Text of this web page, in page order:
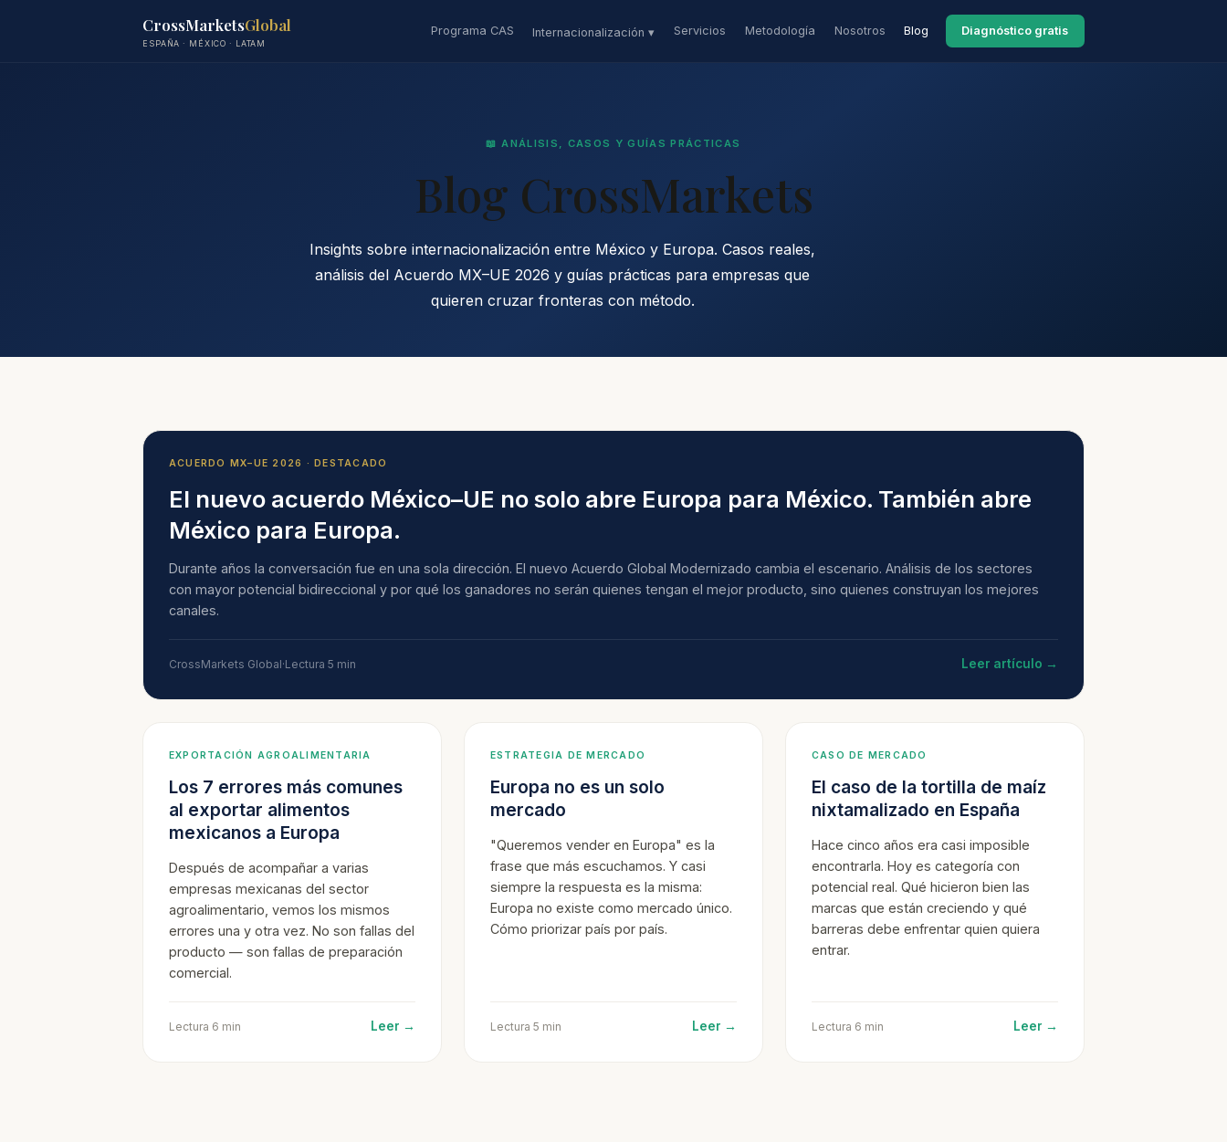
CrossMarketsGlobal
ESPAÑA · MÉXICO · LATAM
Programa CAS Internacionalización ▾ Servicios Metodología Nosotros Blog Diagnóstico gratis
📖 ANÁLISIS, CASOS Y GUÍAS PRÁCTICAS
Blog CrossMarkets
Insights sobre internacionalización entre México y Europa. Casos reales,
análisis del Acuerdo MX–UE 2026 y guías prácticas para empresas que
quieren cruzar fronteras con método.
ACUERDO MX–UE 2026 · DESTACADO
El nuevo acuerdo México–UE no solo abre Europa para México. También abre
México para Europa.
Durante años la conversación fue en una sola dirección. El nuevo Acuerdo Global Modernizado cambia el escenario. Análisis de los sectores
con mayor potencial bidireccional y por qué los ganadores no serán quienes tengan el mejor producto, sino quienes construyan los mejores
canales.
CrossMarkets Global·Lectura 5 min Leer artículo →
EXPORTACIÓN AGROALIMENTARIA
Los 7 errores más comunes
al exportar alimentos
mexicanos a Europa
Después de acompañar a varias
empresas mexicanas del sector
agroalimentario, vemos los mismos
errores una y otra vez. No son fallas del
producto — son fallas de preparación
comercial.
Lectura 6 min Leer →
ESTRATEGIA DE MERCADO
Europa no es un solo
mercado
"Queremos vender en Europa" es la
frase que más escuchamos. Y casi
siempre la respuesta es la misma:
Europa no existe como mercado único.
Cómo priorizar país por país.
Lectura 5 min Leer →
CASO DE MERCADO
El caso de la tortilla de maíz
nixtamalizado en España
Hace cinco años era casi imposible
encontrarla. Hoy es categoría con
potencial real. Qué hicieron bien las
marcas que están creciendo y qué
barreras debe enfrentar quien quiera
entrar.
Lectura 6 min Leer →